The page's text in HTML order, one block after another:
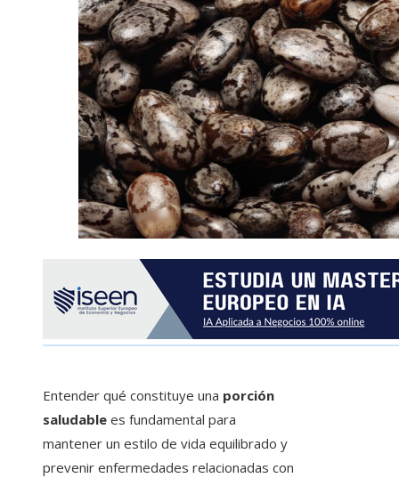
Entender qué constituye una porción
saludable es fundamental para
mantener un estilo de vida equilibrado y
prevenir enfermedades relacionadas con